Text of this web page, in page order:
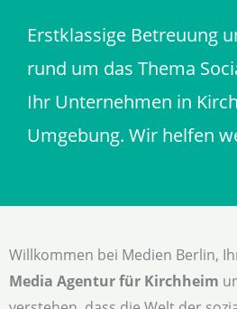
Erstklassige Betreuung
rund um das Thema
Ihr Unternehmen in
Umgebung. Wir helfen
Willkommen bei Medien Berlin,
Media Agentur für Kirchheim